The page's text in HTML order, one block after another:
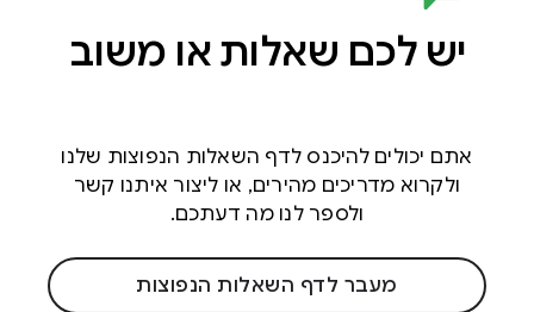
יש לכם שאלות או משוב
אתם יכולים להיכנס לדף השאלות הנפוצות שלנו
ולקרוא מדריכים מהירים, או ליצור איתנו קשר
ולספר לנו מה דעתכם.
מעבר לדף השאלות הנפוצות